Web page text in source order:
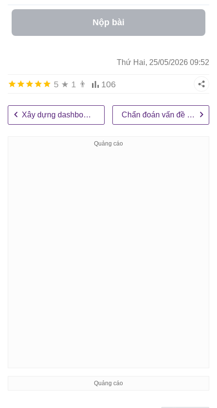
Nộp bài
Thứ Hai, 25/05/2026 09:52
5 ★ 1 👨 106
Xây dựng dashboard hỗ trợ ra quyết định doanh nghiệp Chẩn đoán vấn đề kinh doanh bằng dữ liệu AI